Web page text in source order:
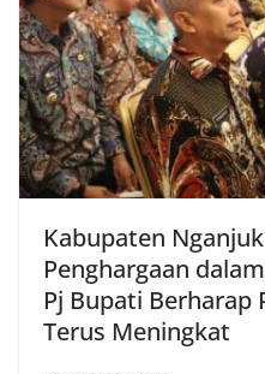
Kabupaten
Penghargaan
Pj Bupati Berharap
Terus Meningkat